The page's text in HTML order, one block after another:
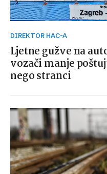
DIREKTOR HAC-A
Ljetne gužve na
vozači manje
nego stranci